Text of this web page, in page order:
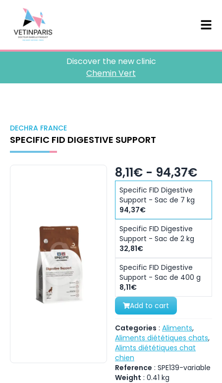
Discover the new clinic
Chemin Vert
DECHRA FRANCE
SPECIFIC FID DIGESTIVE SUPPORT
8,11€ - 94,37€
Specific FID Digestive
Support - Sac de 7 kg
94,37€
Specific FID Digestive
Support - Sac de 2 kg
32,81€
Specific FID Digestive
Support - Sac de 400 g
8,11€
Add to cart
Categories : Aliments,
Aliments diététiques chats,
Alimts diététiques chat
chien
Reference : SPE139-variable
Weight : 0.41 kg